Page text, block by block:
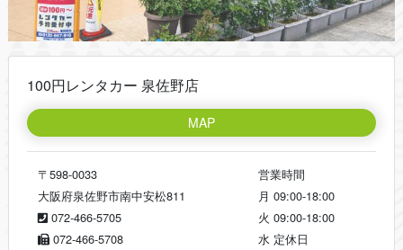
100円レンタカー 泉佐野店
MAP
〒598-0033
大阪府泉佐野市南中安松811
072-466-5705
072-466-5708
営業時間
月 09:00-18:00
火 09:00-18:00
水 定休日